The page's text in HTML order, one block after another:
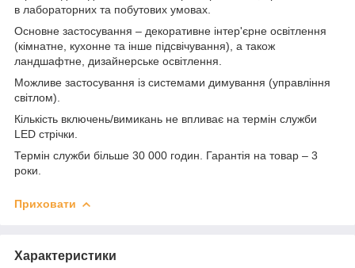
в лабораторних та побутових умовах.
Основне застосування – декоративне інтер'єрне освітлення
(кімнатне, кухонне та інше підсвічування), а також
ландшафтне, дизайнерське освітлення.
Можливе застосування із системами димування (управління
світлом).
Кількість включень/вимикань не впливає на термін служби
LED стрічки.
Термін служби більше 30 000 годин. Гарантія на товар – 3
роки.
Приховати
Характеристики